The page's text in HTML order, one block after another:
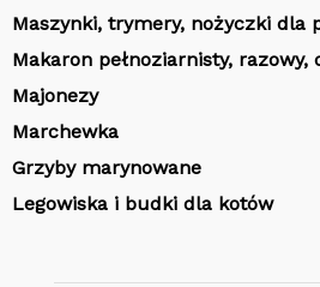
Maszynki, trymery, nożyczki dla
Makaron pełnoziarnisty,
Majonezy
Marchewka
Grzyby marynowane
Legowiska i budki dla kotów